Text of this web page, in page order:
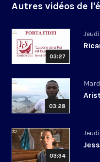
Autres vidéos de
03:27
03:28
03:34